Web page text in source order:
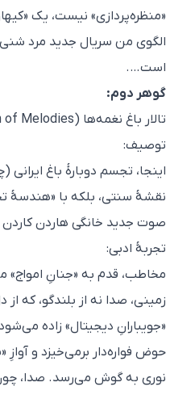
«منظره‌پردازی» نیست، یک
الگوی من سریال جدید مرد شنی در
است….
گوهر دوم:
تالار باغ نغمه‌ها (The Garden of Melodies)
توصیف:
اینجا، تجسم دوبارۀ باغ ایرانی
نقشۀ سنتی، بلکه با «هندسۀ
صوت جدید خانگی هاردن کاردن
تجربهٔ ادبی:
مخاطب، قدم به «جنانِ امواج»
زمینی، صدا نه از بلندگو، که از دلِ
«جویبارانِ دیجیتال» زاده می‌شود.
حوض فواره‌دار برمی‌خیزد و آوازِ
نوری به گوش می‌رسد. صدا، چون